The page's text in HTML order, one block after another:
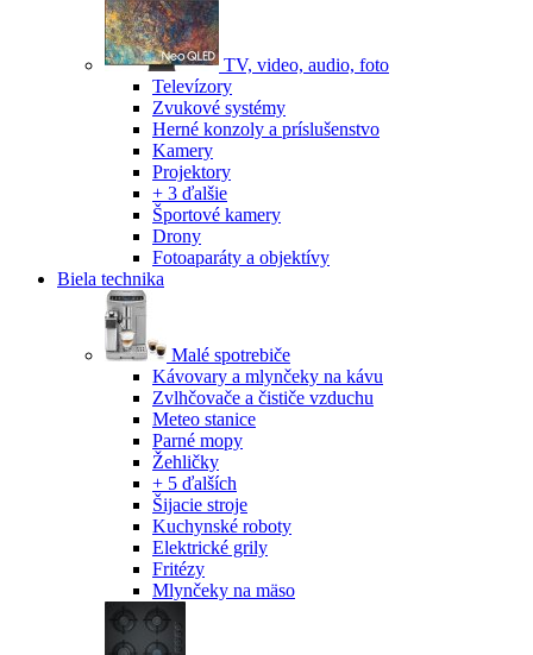
TV, video, audio, foto
Televízory
Zvukové systémy
Herné konzoly a príslušenstvo
Kamery
Projektory
+ 3 ďalšie
Športové kamery
Drony
Fotoaparáty a objektívy
Biela technika
Malé spotrebiče
Kávovary a mlynčeky na kávu
Zvlhčovače a čističe vzduchu
Meteo stanice
Parné mopy
Žehličky
+ 5 ďalších
Šijacie stroje
Kuchynské roboty
Elektrické grily
Fritézy
Mlynčeky na mäso